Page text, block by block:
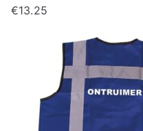
€13.25